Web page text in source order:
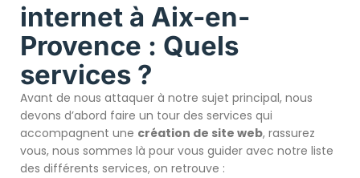
internet à Aix-en-
Provence : Quels
services ?
Avant de nous attaquer à notre sujet principal, nous
devons d’abord faire un tour des services qui
accompagnent une création de site web, rassurez
vous, nous sommes là pour vous guider avec notre liste
des différents services, on retrouve :